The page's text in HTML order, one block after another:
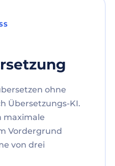
ohne
Übersetzungs-KI.
maximale
Vordergrund
von drei